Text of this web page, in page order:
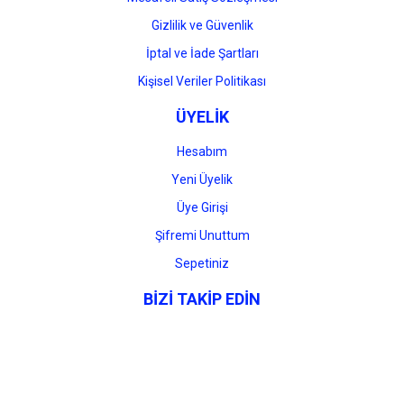
Gizlilik ve Güvenlik
İptal ve İade Şartları
Kişisel Veriler Politikası
ÜYELİK
Hesabım
Yeni Üyelik
Üye Girişi
Şifremi Unuttum
Sepetiniz
BİZİ TAKİP EDİN